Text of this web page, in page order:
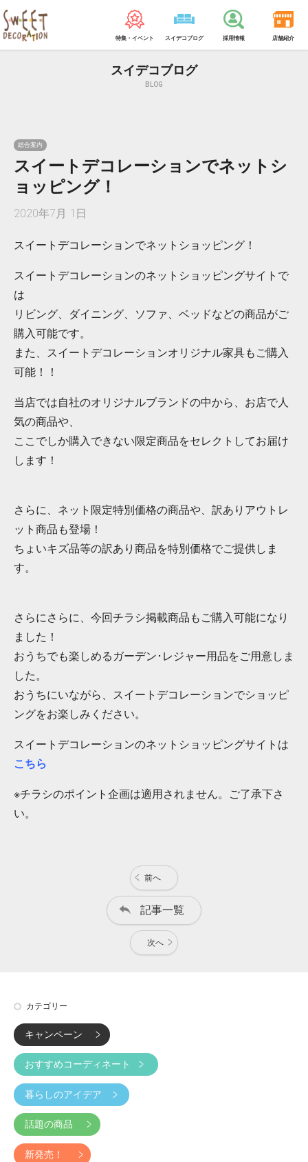
特集・イベント スイデコブログ 採用情報 店舗紹介
スイデコブログ
BLOG
総合案内
スイートデコレーションでネットシ
ョッピング！
2020年7月 1日
スイートデコレーションでネットショッピング！
スイートデコレーションのネットショッピングサイトで
は
リビング、ダイニング、ソファ、ベッドなどの商品がご
購入可能です。
また、スイートデコレーションオリジナル家具もご購入
可能！！
当店では自社のオリジナルブランドの中から、お店で人
気の商品や、
ここでしか購入できない限定商品をセレクトしてお届け
します！
さらに、ネット限定特別価格の商品や、訳ありアウトレ
ット商品も登場！
ちょいキズ品等の訳あり商品を特別価格でご提供しま
す。
さらにさらに、今回チラシ掲載商品もご購入可能になり
ました！
おうちでも楽しめるガーデン･レジャー用品をご用意しま
した。
おうちにいながら、スイートデコレーションでショッピ
ングをお楽しみください。
スイートデコレーションのネットショッピングサイトは
こちら
※チラシのポイント企画は適用されません。ご了承下さ
い。
前へ
記事一覧
次へ
カテゴリー
キャンペーン
おすすめコーディネート
暮らしのアイデア
話題の商品
新発売！